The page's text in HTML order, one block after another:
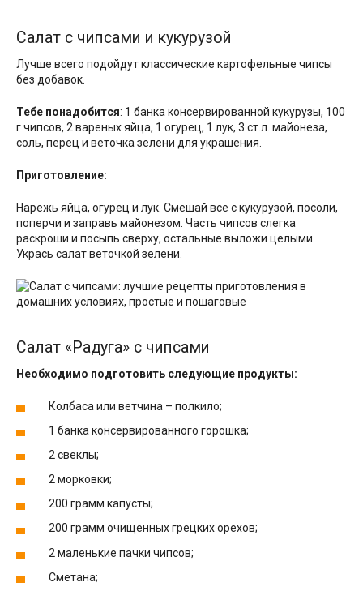
Салат с чипсами и кукурузой
Лучше всего подойдут классические картофельные чипсы
без добавок.
Тебе понадобится: 1 банка консервированной кукурузы, 100
г чипсов, 2 вареных яйца, 1 огурец, 1 лук, 3 ст.л. майонеза,
соль, перец и веточка зелени для украшения.
Приготовление:
Нарежь яйца, огурец и лук. Смешай все с кукурузой, посоли,
поперчи и заправь майонезом. Часть чипсов слегка
раскроши и посыпь сверху, остальные выложи целыми.
Укрась салат веточкой зелени.
Салат «Радуга» с чипсами
Необходимо подготовить следующие продукты:
Колбаса или ветчина – полкило;
1 банка консервированного горошка;
2 свеклы;
2 морковки;
200 грамм капусты;
200 грамм очищенных грецких орехов;
2 маленькие пачки чипсов;
Сметана;